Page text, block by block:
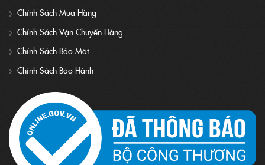
Chính Sách Mua Hàng
Chính Sách Vận Chuyển Hàng
Chính Sách Bảo Mật
Chính Sách Bảo Hành